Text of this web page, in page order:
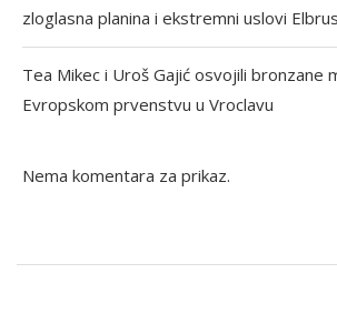
zloglasna planina i ekstremni uslovi
Tea Mikec i Uroš Gajić osvojili bronzane
Evropskom prvenstvu u Vroclavu
Nema komentara za prikaz.